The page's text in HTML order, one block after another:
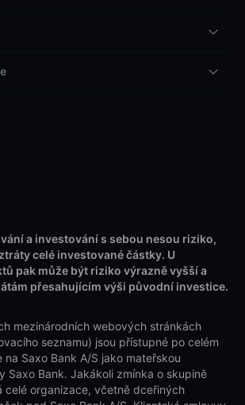
a investování s sebou nesou riziko,
celé investované částky. U
pak může být riziko výrazně vyšší a
přesahujícím výši původní investice.
mezinárodních webových stránkách
seznamu) jsou přístupné po celém
na Saxo Bank A/S jako mateřskou
Saxo Bank. Jakákoli zmínka o skupině
celé organizace, včetně dceřiných